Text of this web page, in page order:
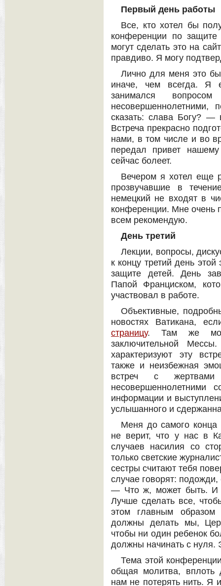
Первый день работы
Все, кто хотел бы
конференции по защите
могут сделать это на
правдиво. Я могу
Лично для меня это
иначе, чем всегда. Я
занимался
несовершеннолетними,
сказать: слава Богу? —
Встреча прекрасно
нами, в том числе и во
передал привет
сейчас болеет.
Вечером я хотел еще
прозвучавшие в
немецкий не входят в
конференции. Мне очень
всем рекомендую.
День третий
Лекции, вопросы,
к концу третий день
защите детей. День
Папой Франциском,
участвовал в работе.
Объективные,
новостях Ватикана,
страницу. Там же
заключительной
характеризуют эту
также и неизбежная
встреч с жертвами
несовершеннолетними
информации и
услышанного и
Меня до самого
не верит, что у нас в
случаев насилия со
только светские
сестры считают тебя
случае говорят: подожди,
— Что ж, может быть. И
Лучше сделать все,
этом главным
должны делать мы,
чтобы ни один ребенок
должны начинать с нуля.
Тема этой
общая молитва, вплоть
нам не потерять нить. Я